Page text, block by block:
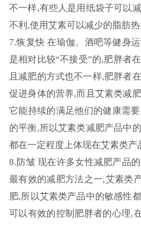
不一样,有些人是用纸袋子可以
不利,使用艾素可以减少的脂肪热
7.恢复快 在瑜伽、酒吧等健身
是相对比较“不接受”的,肥胖者
且减肥的方式也不一样,肥胖者
促进身体的营养,而且艾素类减
它能持续的满足他们的健康需
的平衡,所以艾素类减肥产品中
都在一定程度上体现在艾素类产
8.防皱 现在许多女性减肥产品
最有效的减肥方法之一,艾素类
肥,所以艾素类产品中的敏感性
可以有效的控制肥胖者的心理,